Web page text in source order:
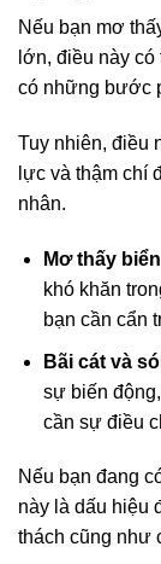
Nếu bạn mơ
lớn, điều này
có những bước
Tuy nhiên, điều
lực và thậm chí
nhân.
Mơ thấy
khó khăn
bạn cần cẩn
Bãi cát và
sự biến
cần sự điều
Nếu bạn đang
này là dấu hiệu
thách cũng như